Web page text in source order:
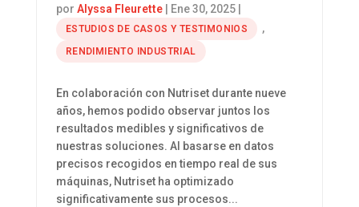
por Alyssa Fleurette| Ene 30, 2025|
ESTUDIOS DE CASOS Y TESTIMONIOS ,
RENDIMIENTO INDUSTRIAL
En colaboración con Nutriset durante nueve
años, hemos podido observar juntos los
resultados medibles y significativos de
nuestras soluciones. Al basarse en datos
precisos recogidos en tiempo real de sus
máquinas, Nutriset ha optimizado
significativamente sus procesos...